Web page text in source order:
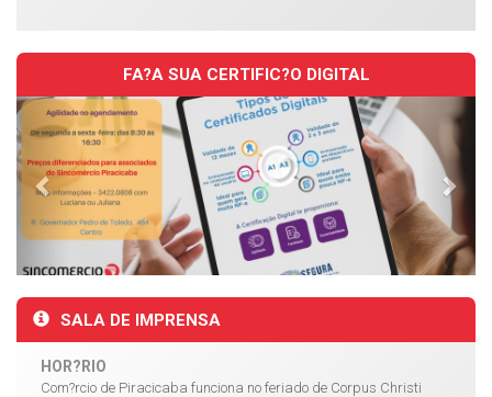
FA?A SUA CERTIFIC?O DIGITAL
Previous
SALA DE IMPRENSA
HOR?RIO
Com?rcio de Piracicaba funciona no feriado de Corpus Christi